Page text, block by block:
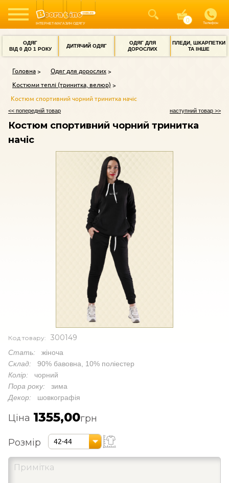
ІНТЕРНЕТ-МАГАЗИН ОДЯГУ Телефон
ОДЯГ
ВІД 0 ДО 1 РОКУ
ДИТЯЧИЙ ОДЯГ
ОДЯГ ДЛЯ
ДОРОСЛИХ
ПЛЕДИ, ШКАРПЕТКИ
ТА ІНШЕ
Головна
Одяг для дорослих
Костюми теплі (тринитка, велюр)
Костюм спортивний чорний тринитка начіс
<< попередній товар наступний товар >>
Костюм спортивний чорний тринитка
начіс
Код товару: 300149
Стать: жіноча
Склад: 90% бавовна, 10% поліестер
Колір: чорний
Пора року: зима
Декор: шовкографія
Ціна 1355,00грн
Розмір 42-44